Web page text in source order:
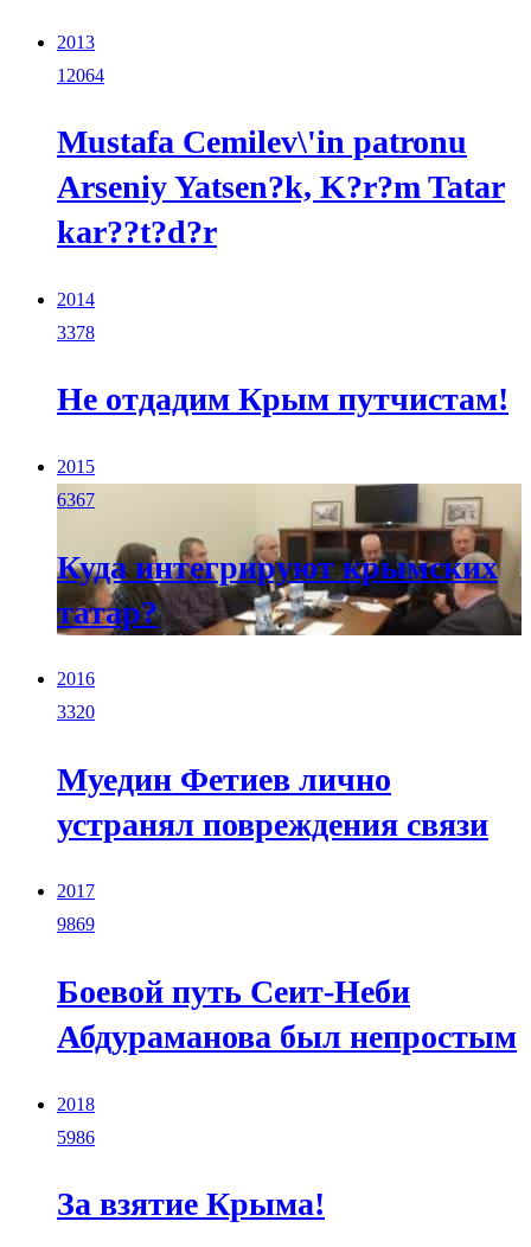
2013
12064
Mustafa Cemilev\'in patronu
Arseniy Yatsen?k, K?r?m Tatar
kar??t?d?r
2014
3378
Не отдадим Крым путчистам!
2015
6367
Куда интегрируют крымских
татар?
2016
3320
Муедин Фетиев лично
устранял повреждения связи
2017
9869
Боевой путь Сеит-Неби
Абдураманова был непростым
2018
5986
За взятие Крыма!